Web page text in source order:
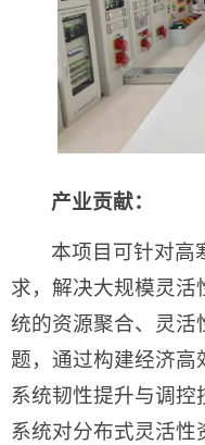
产业贡献：
本项目可针对高
求，解决大规模灵活
统的资源聚合、灵活
题，通过构建经济高
系统韧性提升与调
系统对分布式灵活性